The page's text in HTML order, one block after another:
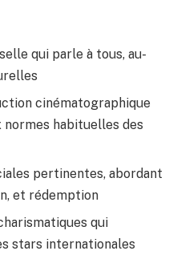
qui parle à tous, au-
cinématographique
habituelles des
pertinentes, abordant
et rédemption
qui
stars internationales